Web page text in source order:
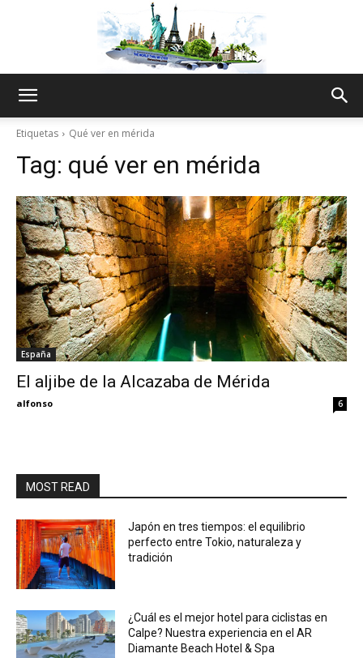
Thru
Etiquetas Qué ver en mérida
Tag: qué ver en mérida
España
El aljibe de la Alcazaba de Mérida
alfonso 6
MOST READ
Japón en tres tiempos: el equilibrio
perfecto entre Tokio, naturaleza y
tradición
¿Cuál es el mejor hotel para ciclistas en
Calpe? Nuestra experiencia en el AR
Diamante Beach Hotel & Spa